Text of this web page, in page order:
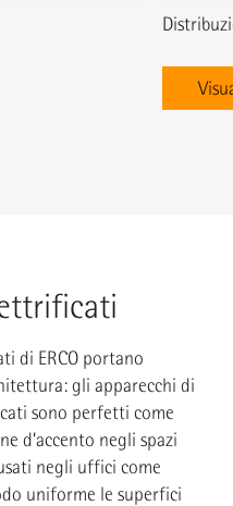
di ERCO portano
gli apparecchi di
sono perfetti come
d’accento negli spazi
negli uffici come
uniforme le superfici